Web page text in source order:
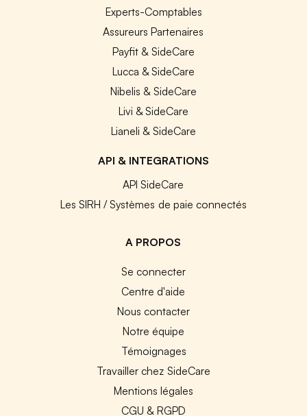
Experts-Comptables
Assureurs Partenaires
Payfit & SideCare
Lucca & SideCare
Nibelis & SideCare
Livi & SideCare
Lianeli & SideCare
API & INTEGRATIONS
API SideCare
Les SIRH / Systèmes de paie connectés
A PROPOS
Se connecter
Centre d'aide
Nous contacter
Notre équipe
Témoignages
Travailler chez SideCare
Mentions légales
CGU & RGPD